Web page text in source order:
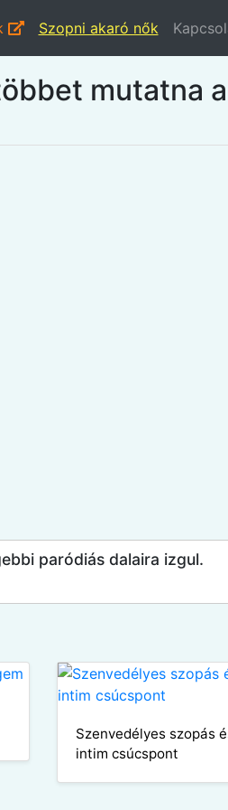
Szopni akaró nők
mutatna
paródiás dalaira izgul.
Szenvedélyes szopás
intim csúcspont